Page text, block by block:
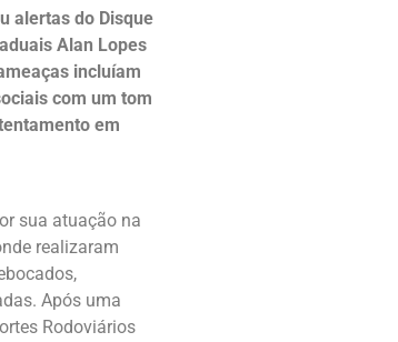
alertas do Disque
Alan Lopes
incluíam
com um tom
em
sua atuação na
realizaram
Após uma
Rodoviários